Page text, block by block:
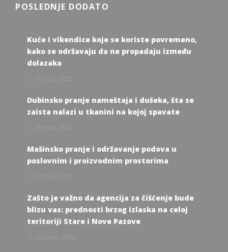
POSLEDNJE DODATO
Kuće i vikendice koje se koriste povremeno,
kako se održavaju da ne propadaju između
dolazaka
Dubinsko pranje nameštaja i dušeka, šta se
zaista nalazi u tkanini na kojoj spavate
Mašinsko pranje i održavanje podova u
poslovnim i proizvodnim prostorima
Zašto je važno da agencija za čišćenje bude
blizu vas: prednosti brzog izlaska na celoj
teritoriji Stare i Nove Pazove